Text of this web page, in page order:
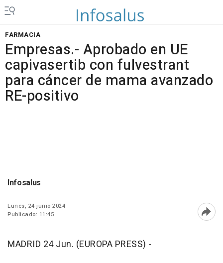
FARMACIA
Empresas.- Aprobado en UE
capivasertib con fulvestrant
para cáncer de mama avanzado
RE-positivo
Infosalus
Lunes, 24 junio 2024
Publicado: 11:45
MADRID 24 Jun. (EUROPA PRESS) -